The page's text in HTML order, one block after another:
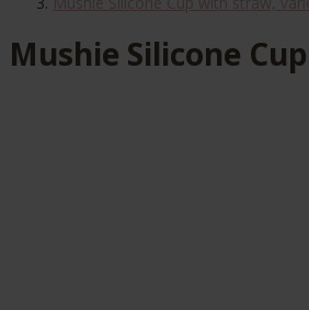
Mushie Silicone